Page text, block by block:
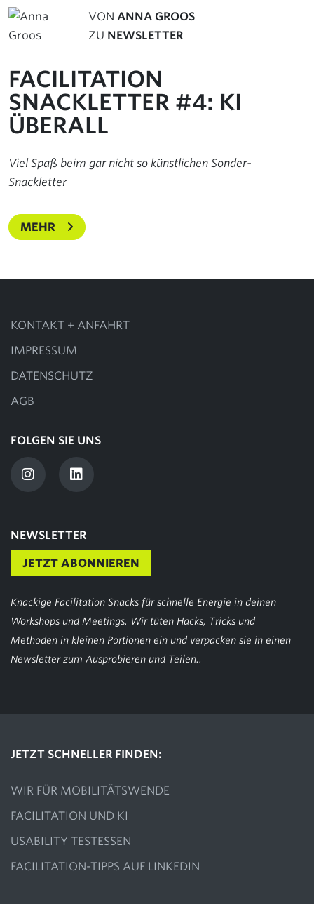
VON ANNA GROOS
ZU NEWSLETTER
FACILITATION
SNACKLETTER #4: KI
ÜBERALL
Viel Spaß beim gar nicht so künstlichen Sonder-
Snackletter
MEHR
KONTAKT + ANFAHRT
IMPRESSUM
DATENSCHUTZ
AGB
FOLGEN SIE UNS
NEWSLETTER
JETZT ABONNIEREN
Knackige Facilitation Snacks für schnelle Energie in deinen
Workshops und Meetings. Wir tüten Hacks, Tricks und
Methoden in kleinen Portionen ein und verpacken sie in einen
Newsletter zum Ausprobieren und Teilen..
JETZT SCHNELLER FINDEN:
WIR FÜR MOBILITÄTSWENDE
FACILITATION UND KI
USABILITY TESTESSEN
FACILITATION-TIPPS AUF LINKEDIN